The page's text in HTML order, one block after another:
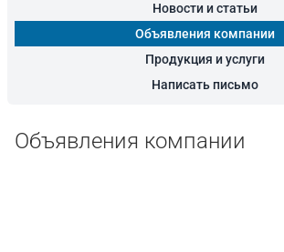
Новости и статьи
Объявления компании
Продукция и услуги
Написать письмо
Объявления компании